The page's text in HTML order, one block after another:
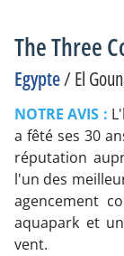
The Three
Egypte/El
NOTRE AVIS :
a fêté ses 30
réputation
l'un des
agencement
aquapark et
vent.